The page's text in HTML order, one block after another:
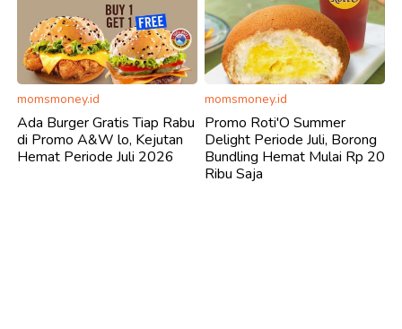
momsmoney.id
Ada Burger Gratis Tiap Rabu
di Promo A&W lo, Kejutan
Hemat Periode Juli 2026
momsmoney.id
Promo Roti'O Summer
Delight Periode Juli, Borong
Bundling Hemat Mulai Rp 20
Ribu Saja